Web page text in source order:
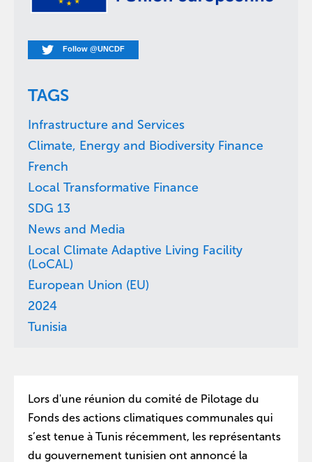
Follow @UNCDF
TAGS
Infrastructure and Services
Climate, Energy and Biodiversity Finance
French
Local Transformative Finance
SDG 13
News and Media
Local Climate Adaptive Living Facility
(LoCAL)
European Union (EU)
2024
Tunisia
Lors d'une réunion du comité de Pilotage du
Fonds des actions climatiques communales qui
s’est tenue à Tunis récemment, les représentants
du gouvernement tunisien ont annoncé la